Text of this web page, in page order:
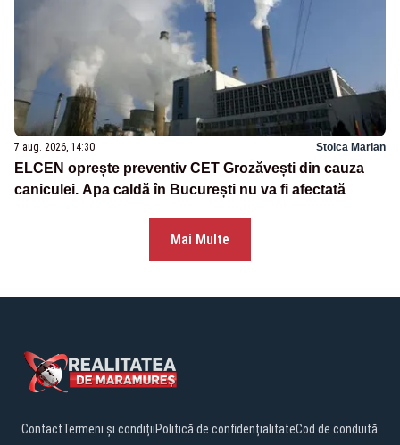
7 aug. 2026, 14:30 Stoica Marian
ELCEN oprește preventiv CET Grozăvești din cauza
caniculei. Apa caldă în București nu va fi afectată
Mai Multe
ContactTermeni și condițiiPolitică de confidențialitateCod de conduită